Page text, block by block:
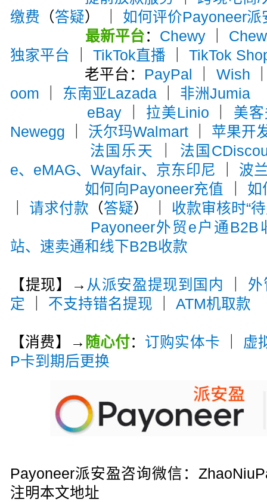
缴费 （答疑） ｜ 如何评价Payoneer派
最新平台： Chewy｜
独家平台 ｜TikTok直播 ｜TikTok
老平台： PayPal Wish
oom
东南亚Lazada
非洲Jumia
eBay｜ 拉美Linio
美
Newegg
沃尔玛Walmart
苹果开
法国乐天
法国
e、eMAG、Wayfair、京东印尼
波
如何向Payoneer充值
如
请求付款 （答疑） ｜ 收款审核时“
Payoneer外贸e户通B2B
站、速卖通和线下B2B收款
【提现】→ 从派安盈提现到国内
外
定
不支持错名提现 ｜ATM机取款
【消费】→ 随心付： 订购实体卡
虚
P卡到期后更换
Payoneer派安盈咨询微信：
注明本文地址